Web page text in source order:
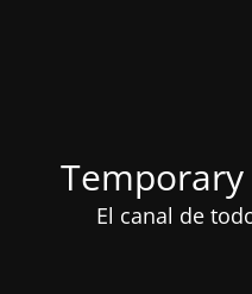
El canal de